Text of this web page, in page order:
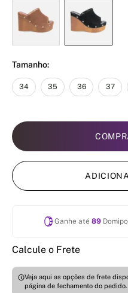
Tamanho:
34 35 36 37
Ganhe até 89
Calcule o Frete
Veja aqui as opções de frete
página de fechamento do pedido.